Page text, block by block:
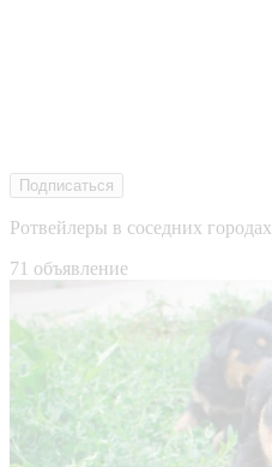
Подписаться
Ротвейлеры в соседних городах
71 объявление